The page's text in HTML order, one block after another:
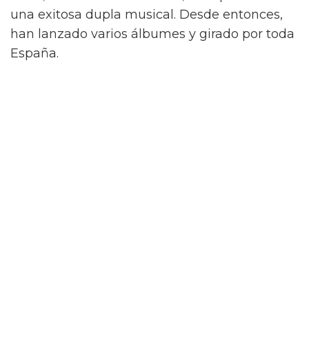
una exitosa dupla musical. Desde entonces,
han lanzado varios álbumes y girado por toda
España.